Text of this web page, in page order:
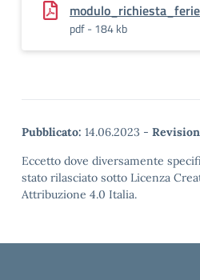
pdf - 184 kb
Pubblicato: 14.06.2023 -
Eccetto dove diversamente
stato rilasciato sotto Licenza
Attribuzione 4.0 Italia.